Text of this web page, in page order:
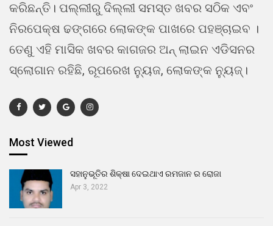
କରିଛନ୍ତି। ପଲ୍ଲୀରୁ ଦିଲ୍ଲୀ ସମସ୍ତ ଖବର ସଠିକ ଏବଂ
ନିରପେକ୍ଷ ଢଙ୍ଗରେ ଲୋକଙ୍କ ପାଖରେ ପହଞ୍ଚାଇବ ।
ତେଣୁ ଏହି ମାସିକ ଖବର କାଗଜର ଅନ୍ ଲାଇନ ଏଡିସନର
ସ୍ଲୋଗାନ ରହିଛି, ରୂପରେଖ ନ୍ୟୁଜ, ଲୋକଙ୍କ ନ୍ୟୁଜ୍।
Most Viewed
ସହାନୁଭୂତିର ଶିକ୍ଷା ଦେଇଥାଏ ରମଜାନ ର ରୋଜା
Apr 3, 2022